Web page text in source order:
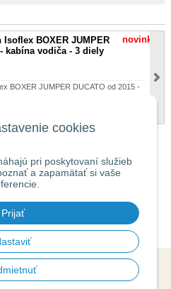
cookies
pri poskytovaní služieb
a zapamätať si vaše
Prijať
BOXER JUMPER
- kabína vodiča - 3 diely
novinka
BOXER JUMPER DUCATO od 2015 -
republiky budú ku každej
mimo územia SR podľa
budeme vopred informovať telefonicky
cez UNIobchod
spoločnosti